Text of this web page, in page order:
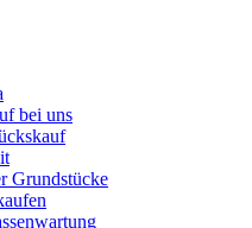
bei uns
Grundstücke